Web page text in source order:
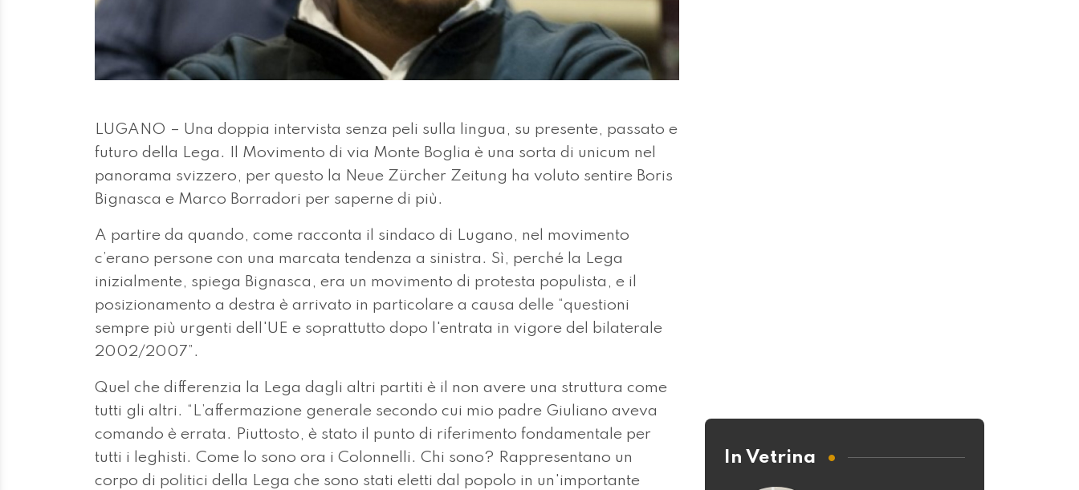
LUGANO – Una doppia intervista senza peli sulla lingua, su presente, passato e
futuro della Lega. Il Movimento di via Monte Boglia è una sorta di unicum nel
panorama svizzero, per questo la Neue Zürcher Zeitung ha voluto sentire Boris
Bignasca e Marco Borradori per saperne di più.
A partire da quando, come racconta il sindaco di Lugano, nel movimento
c’erano persone con una marcata tendenza a sinistra. Sì, perché la Lega
inizialmente, spiega Bignasca, era un movimento di protesta populista, e il
posizionamento a destra è arrivato in particolare a causa delle “questioni
sempre più urgenti dell'UE e soprattutto dopo l'entrata in vigore del bilaterale
2002/2007”.
Quel che differenzia la Lega dagli altri partiti è il non avere una struttura come
tutti gli altri. “L’affermazione generale secondo cui mio padre Giuliano aveva
comando è errata. Piuttosto, è stato il punto di riferimento fondamentale per
tutti i leghisti. Come lo sono ora i Colonnelli. Chi sono? Rappresentano un
corpo di politici della Lega che sono stati eletti dal popolo in un'importante
In Vetrina